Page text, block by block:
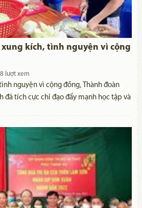
kích, tình nguyện vì cộng
lượt xem
nguyện vì cộng đồng, Thành đoàn
đã tích cực chỉ đạo đẩy mạnh học tập và